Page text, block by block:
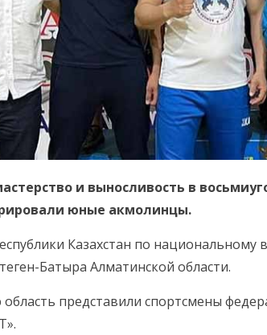
и выносливость в
юные акмолинцы.
Казахстан по
Батыра Алматинской области.
представили спортсмены